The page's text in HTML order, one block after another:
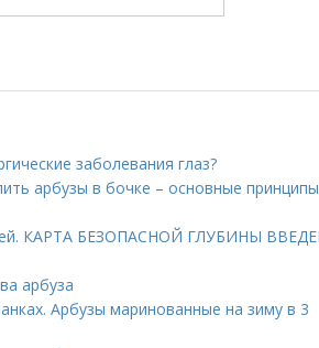
заболевания глаз?
арбузы в бочке – основные принципы
КАРТА БЕЗОПАСНОЙ ГЛУБИНЫ
арбуза
Арбузы маринованные на зиму в 3